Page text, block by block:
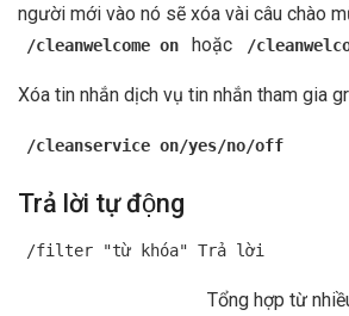
người mới vào nó sẽ xóa vài câu chào
/cleanwelcome on hoặc /
Xóa tin nhắn dịch vụ tin nhắn tham gia
/cleanservice on/yes/no/off
Trả lời tự động
/filter "từ khóa" Trả lời
Tổng hợp từ